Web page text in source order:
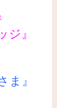
ジ』
ま』